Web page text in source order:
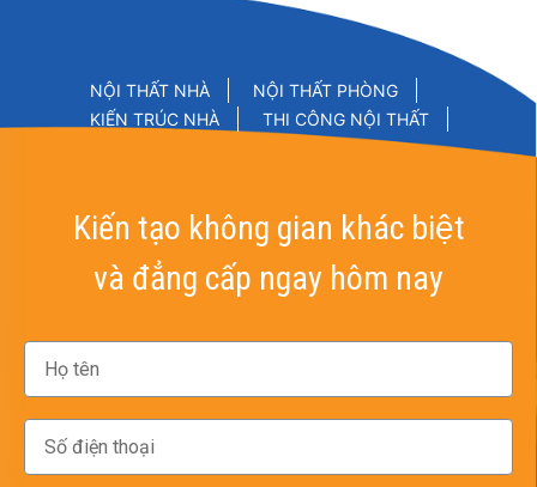
NỘI THẤT NHÀ
NỘI THẤT PHÒNG
KIẾN TRÚC NHÀ
THI CÔNG NỘI THẤT
Kiến tạo không gian khác biệt
và đẳng cấp ngay hôm nay